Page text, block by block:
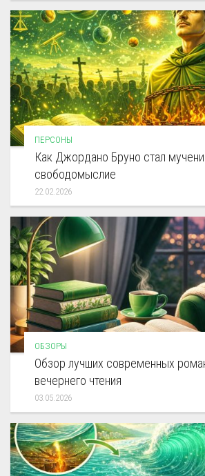
ПЕРСОНЫ
Как Джордано Бруно стал
свободомыслие
22.02.2026
ОБЗОРЫ
Обзор лучших современных
вечернего чтения
03.05.2026